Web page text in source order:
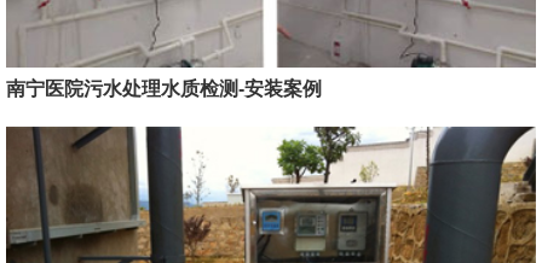
南宁医院污水处理水质检测-安装案例